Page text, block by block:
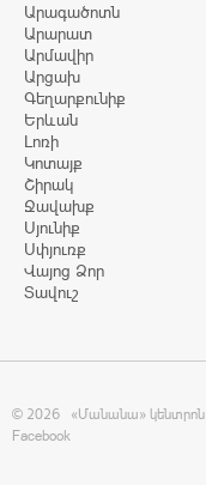
Արագածոտն
Արարատ
Արմավիր
Արցախ
Գեղարքունիք
Երևան
Լոռի
Կոտայք
Շիրակ
Ջավախք
Սյունիք
Սփյուռք
Վայոց Ձոր
Տավուշ
© 2026 «Մանանա» կենտրոն
Facebook